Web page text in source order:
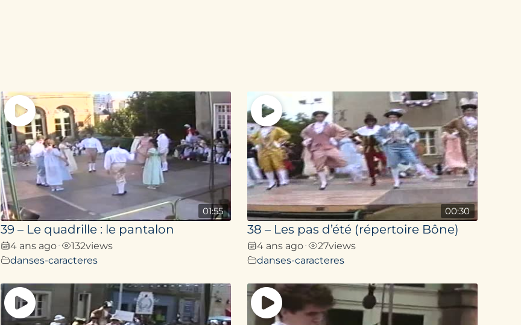
01:55
39 – Le quadrille : le pantalon
4 ans ago• 132views
danses-caracteres
00:30
38 – Les pas d’été (répertoire Bône)
4 ans ago• 27views
danses-caracteres